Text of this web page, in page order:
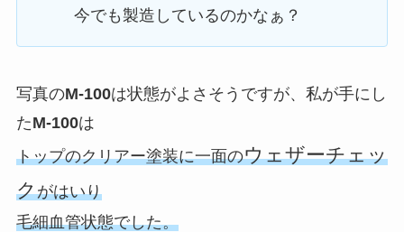
今でも製造しているのかなぁ？
写真のM-100は状態がよさそうですが、私が手にし
たM-100は
トップのクリアー塗装に一面のウェザーチェッ
クがはいり
毛細血管状態でした。